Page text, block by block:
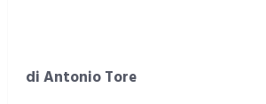
di Antonio Tore